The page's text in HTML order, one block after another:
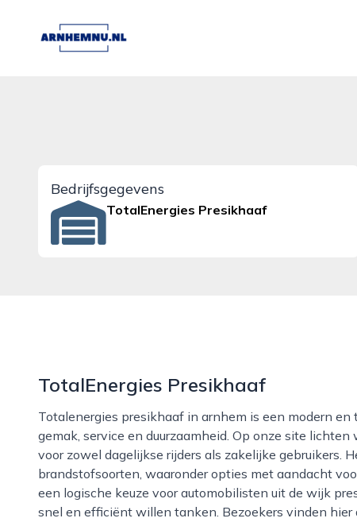
arnhemnu.nl
Bedrijfsgegevens
TotalEnergies Presikhaaf
TotalEnergies Presikhaaf
Totalenergies presikhaaf in arnhem is een modern en toegankelijk tankstation dat zich richt op
gemak, service en duurzaamheid. Op onze site
voor zowel dagelijkse rijders als zakelijke gebruikers.
brandstofsoorten, waaronder opties met aandacht
een logische keuze voor automobilisten uit de wijk
snel en efficiënt willen tanken. Bezoekers vinden